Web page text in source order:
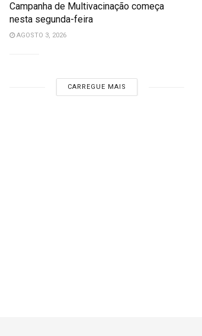
Campanha de Multivacinação começa
nesta segunda-feira
AGOSTO 3, 2026
CARREGUE MAIS